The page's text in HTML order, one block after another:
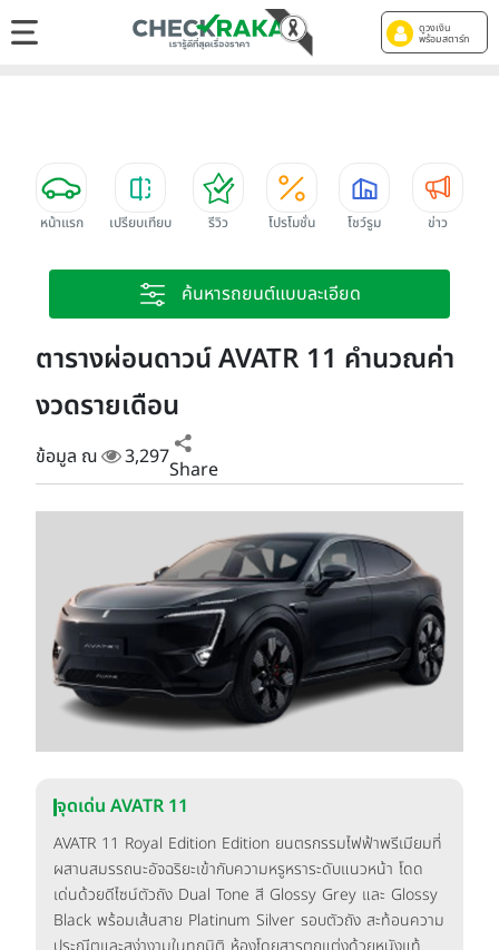
ดูวงเงิน
พร้อมสตาร์ท
หน้าแรก เปรียบเทียบ รีวิว โปรโมชั่น โชว์รูม ข่าว
ค้นหารถยนต์แบบละเอียด
ตารางผ่อนดาวน์ AVATR 11 คำนวณค่า
งวดรายเดือน
ข้อมูล ณ 3,297Share
จุดเด่น AVATR 11
AVATR 11 Royal Edition Edition ยนตรกรรมไฟฟ้าพรีเมียมที่
ผสานสมรรถนะอัจฉริยะเข้ากับความหรูหราระดับแนวหน้า โดด
เด่นด้วยดีไซน์ตัวถัง Dual Tone สี Glossy Grey และ Glossy
Black พร้อมเส้นสาย Platinum Silver รอบตัวถัง สะท้อนความ